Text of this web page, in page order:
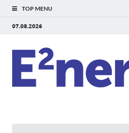
TOP MENU
07.08.2026